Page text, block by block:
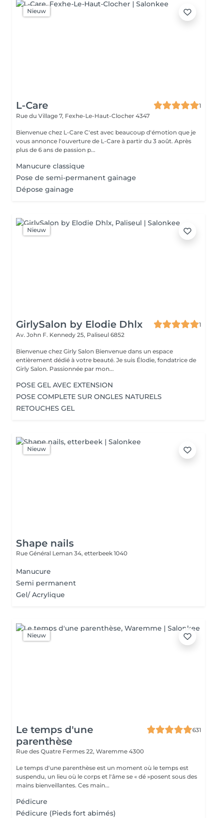
Nieuw
L-Care
1
Rue du Village 7, Fexhe-Le-Haut-Clocher 4347
Bienvenue chez L-Care C'est avec beaucoup d'émotion que je
vous annonce l'ouverture de L-Care à partir du 3 août. Après
plus de 6 ans de passion p...
Manucure classique
Pose de semi-permanent gainage
Dépose gainage
Nieuw
GirlySalon by Elodie Dhlx
1
Av. John F. Kennedy 25, Paliseul 6852
Bienvenue chez Girly Salon Bienvenue dans un espace
entièrement dédié à votre beauté. Je suis Élodie, fondatrice de
Girly Salon. Passionnée par mon...
POSE GEL AVEC EXTENSION
POSE COMPLETE SUR ONGLES NATURELS
RETOUCHES GEL
Nieuw
Shape nails
Rue Général Leman 34, etterbeek 1040
Manucure
Semi permanent
Gel/ Acrylique
Nieuw
Le temps d'une
parenthèse
631
Rue des Quatre Fermes 22, Waremme 4300
Le temps d'une parenthèse est un moment où le temps est
suspendu, un lieu où le corps et l'âme se « dé »posent sous des
mains bienveillantes. Ces main...
Pédicure
Pédicure (Pieds fort abimés)